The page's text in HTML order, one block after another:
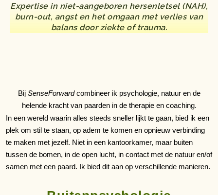
Expertise in niet-aangeboren hersenletsel (NAH),
burn-out, angst en het omgaan met verlies van
balans door ziekte of trauma.
Bij SenseForwardcombineer ik psychologie, natuur en de
helende kracht van paarden in de therapie en coaching.
In een wereld waarin alles steeds sneller lijkt te gaan, bied ik een
plek om stil te staan, op adem te komen en opnieuw verbinding
te maken met jezelf. Niet in een kantoorkamer, maar buiten
tussen de bomen, in de open lucht, in contact met de natuur en/of
samen met een paard. Ik bied dit aan op verschillende manieren.